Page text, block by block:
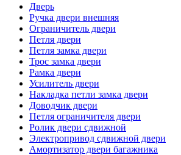
Дверь
Ручка двери внешняя
Ограничитель двери
Петля двери
Петля замка двери
Трос замка двери
Рамка двери
Усилитель двери
Накладка петли замка двери
Доводчик двери
Петля ограничителя двери
Ролик двери сдвижной
Электропривод сдвижной двери
Амортизатор двери багажника